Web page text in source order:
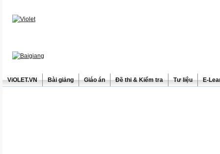
ViOLET.VN Bài giảng Giáo án Đề thi & Kiểm tra Tư liệu E-